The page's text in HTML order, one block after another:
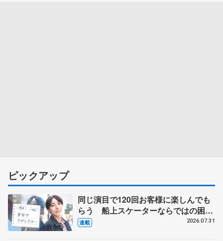
ピックアップ
同じ演目で120回お客様に楽しんでも
らう 船上スケーターならではの困難
とは 影響あったPIW前キャプテン松
連載 2026.07.31